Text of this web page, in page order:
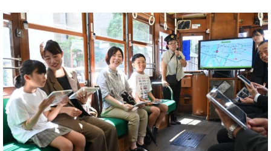
Image